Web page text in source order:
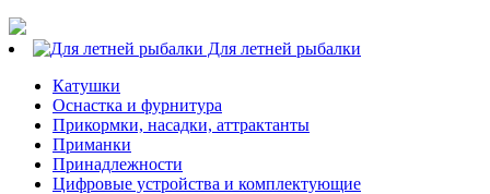
Для летней рыбалки
Катушки
Оснастка и фурнитура
Прикормки, насадки, аттрактанты
Приманки
Принадлежности
Цифровые устройства и комплектующие